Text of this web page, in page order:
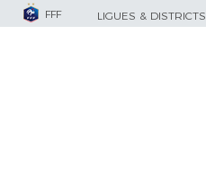
FFF LIGUES & DISTRICTS